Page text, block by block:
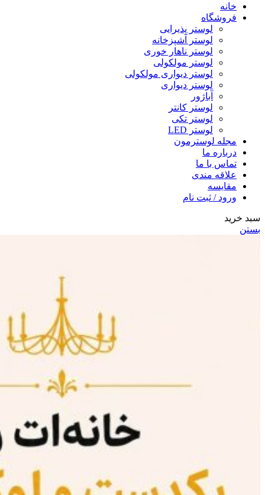
خانه
فروشگاه
لوستر پذیرایی
لوستر آشپزخانه
لوستر ناهار خوری
لوستر مولکولی
لوستر دیواری مولکولی
لوستر دیواری
آباژور
لوستر کانتر
لوستر تکی
لوستر LED
مجله لوسترمون
درباره ما
تماس با ما
علاقه مندی
مقایسه
ورود / ثبت نام
سبد خرید
بستن